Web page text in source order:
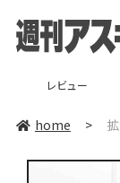
レビュー
home >